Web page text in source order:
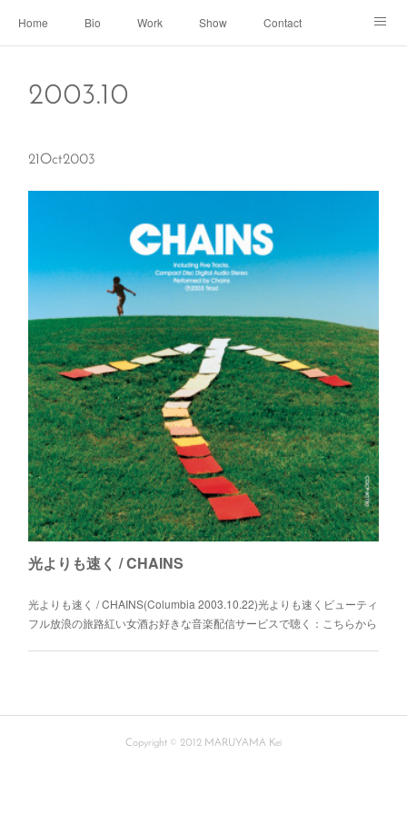
Home Bio Work Show Contact
2003.10
21Oct2003
光よりも速く / CHAINS
光よりも速く / CHAINS(Columbia 2003.10.22)光よりも速くビューティ
フル放浪の旅路紅い女酒お好きな音楽配信サービスで聴く：こちらから
Copyright © 2012 MARUYAMA Kei